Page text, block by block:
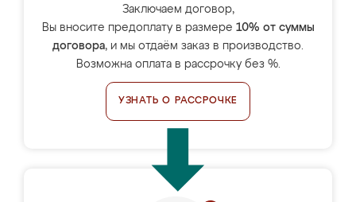
Заключаем договор,
Вы вносите предоплату в размере 10% от суммы
договора, и мы отдаём заказ в производство.
Возможна оплата в рассрочку без %.
УЗНАТЬ О РАССРОЧКЕ